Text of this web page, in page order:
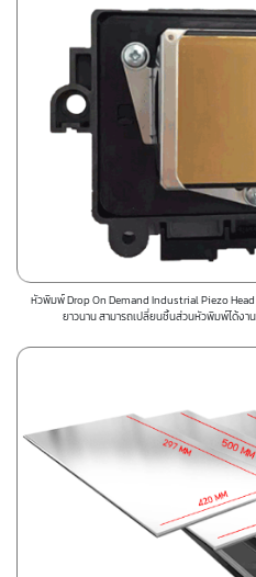
หัวพิมพ์ Drop On Demand Industrial Piezo Head
ยาวนาน สามารถเปลี่ยนชิ้นส่วนหัวพิมพ์ได้งา